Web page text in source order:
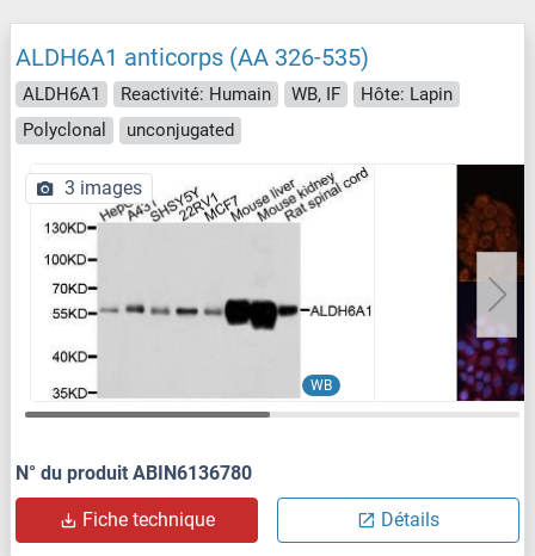
ALDH6A1 anticorps (AA 326-535)
ALDH6A1 Reactivité: Humain WB, IF
Hôte: Lapin
Polyclonal
unconjugated
WB
3 images
N° du produit ABIN6136780
Fiche technique Détails